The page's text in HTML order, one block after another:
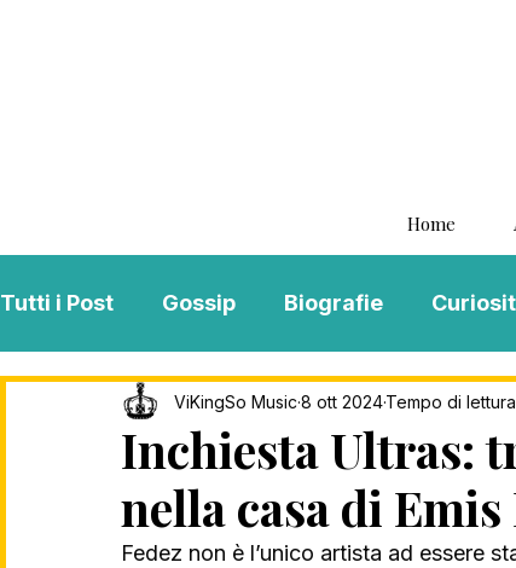
Home
Tutti i Post Gossip Biografie
Interviste ViKingSo Music MENTAL
Song Of The Week Charts Playlist
Inchiesta Ultras:
nella casa di
ViKingSo Music 8 ott 2024Tempo di
Fedez non è l’unico artista ad essere